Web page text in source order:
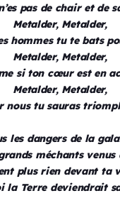
pas de chair et de
Metalder, Metalder,
hommes tu te bats
Metalder, Metalder,
si ton cœur est en
Metalder, Metalder,
nous tu sauras
les dangers de la
méchants venus
plus rien devant ta
la Terre deviendrait